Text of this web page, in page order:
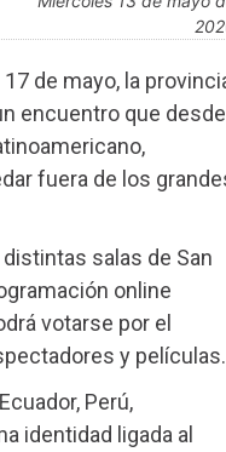
de mayo, la
encuentro que desde
fuera de los
salas de San
online
votarse por el
y películas.
Perú,
identidad ligada al